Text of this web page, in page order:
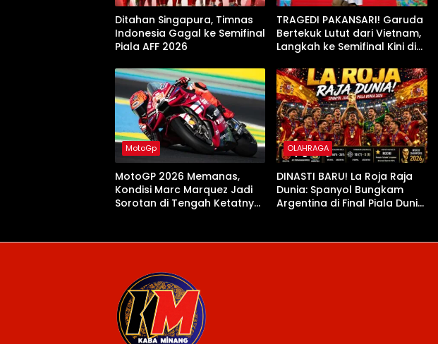
Ditahan Singapura, Timnas
Indonesia Gagal ke Semifinal
Piala AFF 2026
TRAGEDI PAKANSARI! Garuda
Bertekuk Lutut dari Vietnam,
Langkah ke Semifinal Kini di
MotoGp
MotoGP 2026 Memanas,
Kondisi Marc Marquez Jadi
Sorotan di Tengah Ketatnya
OLAHRAGA
DINASTI BARU! La Roja Raja
Dunia: Spanyol Bungkam
Argentina di Final Piala Dunia